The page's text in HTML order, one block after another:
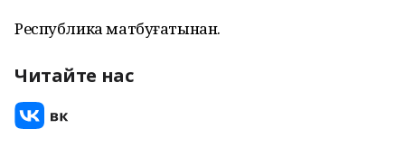
Республика матбуғатынан.
Читайте нас